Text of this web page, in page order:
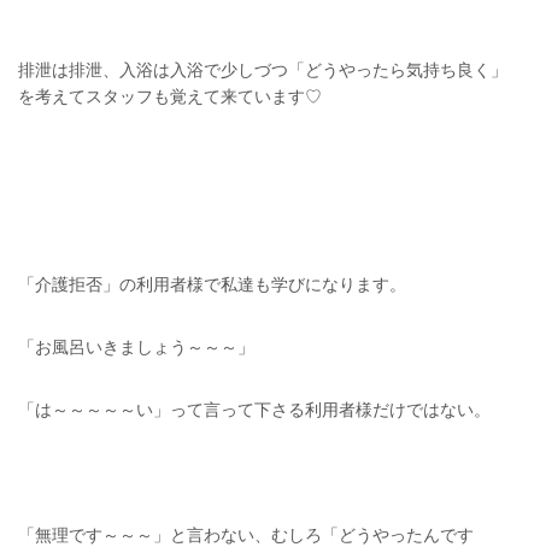
排泄は排泄、入浴は入浴で少しづつ「どうやったら気持ち良く」
を考えてスタッフも覚えて来ています♡
「介護拒否」の利用者様で私達も学びになります。
「お風呂いきましょう～～～」
「は～～～～～い」って言って下さる利用者様だけではない。
「無理です～～～」と言わない、むしろ「どうやったんです